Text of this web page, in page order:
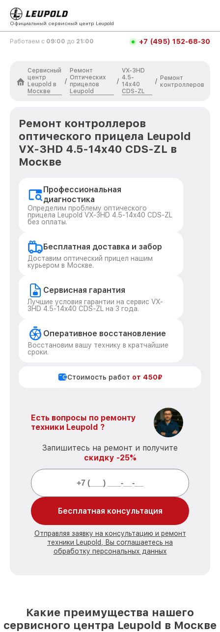
Официальный сервисный центр Leupold
Работаем с 09:00 до 21:00 +7 (495) 152-68-30
Сервисный
центр
Leupold в
Москве
/
Ремонт
Оптических
прицелов
Leupold
/
VX-3HD
4.5-
14x40
CDS-ZL
/ Ремонт
контроллеров
Ремонт контроллеров
оптического прицела Leupold
VX-3HD 4.5-14x40 CDS-ZL в
Москве
Профессиональная
диагностика
Определим проблему оптического
прицела Leupold VX-3HD 4.5-14x40 CDS-ZL
без оплаты.
Бесплатная доставка и забор
Доставим оптический прицел нашим
курьером в Москве.
Сервисная гарантия
Лучшие условия гарантии на сервис VX-
3HD 4.5-14x40 CDS-ZL на 3 года.
Оперативное восстановление
Восстановим вашу технику в кратчайшие
сроки.
Стоимость работ от 450₽
Есть вопросы по ремонту
техники Leupold ?
Запишитесь на ремонт и получите
скидку -25%
Бесплатная консультация
Отправляя заявку на консультацию и ремонт
техники Leupold, Вы соглашаетесь на
обработку персональных данных
Какие преимущества нашего
сервисного центра Leupold в Москве